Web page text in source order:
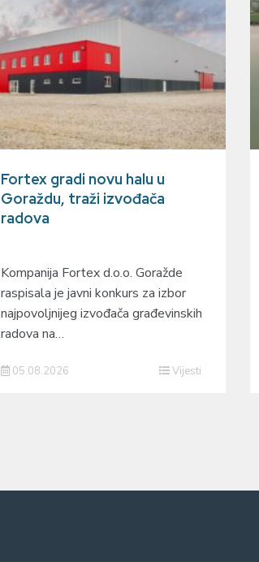
Fortex gradi novu halu u
Goraždu, traži izvođača
radova
Kompanija Fortex d.o.o. Goražde
raspisala je javni konkurs za izbor
najpovoljnijeg izvođača građevinskih
radova na…
05.08.2026 Vijesti